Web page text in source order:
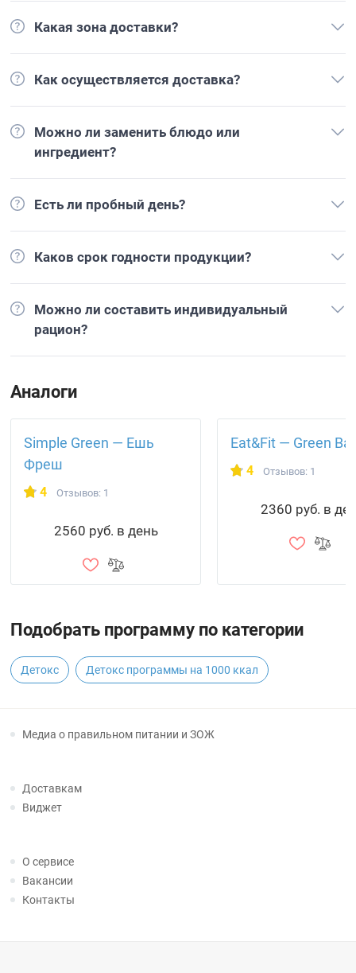
Какая зона доставки?
Как осуществляется доставка?
Можно ли заменить блюдо или
ингредиент?
Есть ли пробный день?
Каков срок годности продукции?
Можно ли составить индивидуальный
рацион?
Аналоги
Simple Green — Ешь
Фреш
4 Отзывов: 1
2560 руб. в день
Eat&Fit — Green Bar
4 Отзывов: 1
2360 руб. в
Подобрать программу по категории
Детокс Детокс программы на 1000 ккал
Медиа о правильном питании и ЗОЖ
Доставкам
Виджет
О сервисе
Вакансии
Контакты